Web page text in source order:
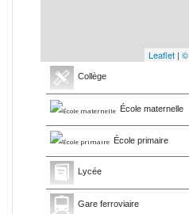
Leaflet | ©
Collège
École maternelle
École primaire
Lycée
Gare ferroviaire